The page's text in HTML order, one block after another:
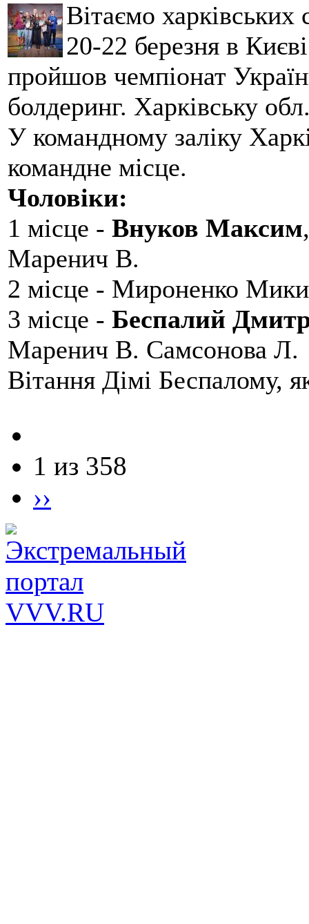
Вітаємо
20-22 березня в
пройшов чемпіонат
болдеринг. Харківську
У командному заліку
командне місце.
Чоловіки:
1 місце - Внуков Максим
Маренич В.
2 місце - Мироненко
3 місце - Беспалий
Маренич В. Самсонова Л.
Вітання Дімі Беспалому,
1 из 358
››